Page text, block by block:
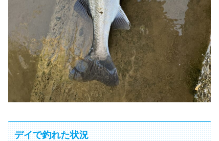
デイで釣れた状況